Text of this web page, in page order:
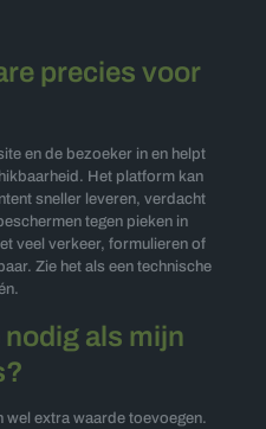
precies voor
en de bezoeker in en helpt
Het platform kan
sneller leveren, verdacht
tegen pieken in
veel verkeer, formulieren of
Zie het als een technische
als mijn
wel extra waarde toevoegen.